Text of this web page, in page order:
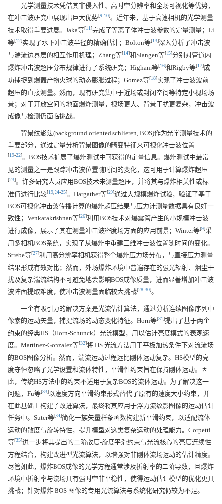
光学测量技术凭借其非侵入性、高时空分辨率和全场可视化等优势，
在冲击波研究中展现出巨大优势[9-10]。近年来，基于高速相机的光学测量
技术取得重要进展。Jaka等[11]完成了等离子体冲击波参数的定量测量；Li
等[12]实现了水下冲击波半径的精确估计；Bolton等[13]深入分析了冲击波
与湍流边界层的相互作用机理；Zhang等[14]和Slangen等[15]分别对管道内
爆炸冲击波超压分布规律进行了系统研究；Higham等[16]和Rigby等[17]成
功捕捉到爆轰产物火球的动态膨胀过程；Gomez等[18]实现了冲击波波前
超压的直接测量。然而，现有研究集中于近场或封闭空间等特定小视场场
景；对于开放空间的地面爆炸测量，视场更大、背景干扰更复杂，冲击波
成像与检测仍面临挑战。
背景纹影法(background oriented schlieren, BOS)作为光学测量技术的
重要部分，通过定量分析背景图像的畸变特征来可视化冲击波位置
[19-22]。BOS技术扩展了爆炸测试中可获得的定量信息。爆炸测试中最常
见的测量之一是跟踪冲击波位置随时间的变化，这可用于计算爆炸超压
[23]。许多研究人员应用BOS技术来测量超压，并将其与爆炸相关性或标
准值进行比较[19 24-25]。Hargather等[20]通过大规模爆炸试验，验证了基于
BOS可视化冲击波传播计算的爆炸超压结果与压力计测量数据具有良好一
致性；Venkatakrishnan等[26]利用BOS技术对爆震管产生的小规模冲击波
进行成像，展示了其在测量冲击波密度场方面的应用前景；Winter等[9]采
用多相机BOS系统，实现了从爆炸中重建三维冲击波位置随时间的变化。
Strebe等[27]利用高分辨率相机获得整个爆炸压力场分布，与直接压力测量
结果形成有效对比；然而，外场爆炸环境中普遍存在的强光辐射、烟尘干
扰及复杂湍流结构不可避免地会影响BOS成像质量，进而显著增加冲击波
波阵面提取难度，使冲击波测量面临较大挑战[28-30]。
一个有吸引力的解决方案是光流估计算法，通过分析连续图像序列中
像素的运动矢量，捕捉流场的动态变化特征。Horn等[31]提出了基于两个
约束的经典HS（Horn-Schunck）光流模型，用以估计亮度模式的表观速
度。Martínez-Gonzalez等[32]将 HS 光流方法用于平板加热条件下对流流场
的BOS图像分析。然而，湍流运动过程远比刚体运动复杂。HS模型的亮
度守恒忽略了光学设置和流体特性，平滑性约束旨在保持刚体运动。因
此，传统HS方法中的约束不适用于复杂BOS的流体运动。为了解决这一
问题，Fu等[33]以速度方向平滑约束形式替代了原有的速度大小约束，并
在此基础上构建了改进算法，最终将其应用于浮力流纹影图像的运动估计
任务中。Suter等[34]简化一族矢量样条函数构建新平滑约束，以适配流体
运动的散度与旋转特性，提升模型对这类复杂运动的处理能力。Corpetti
等[35]进一步将其提出的二阶散度-旋度平滑约束与光流核心的亮度连续性
方程结合，构建改进型光流算法，以增强对非刚体流场运动的估计精度。
尽管如此，爆炸BOS成像的光学方程通常涉及折射率的二阶导数，且爆炸
环境中折射率与流场具有强时空非平稳性，使得运动估计模型的优化更具
挑战；针对爆炸 BOS 图像的专用光流算法与系统化研究仍较为不足。